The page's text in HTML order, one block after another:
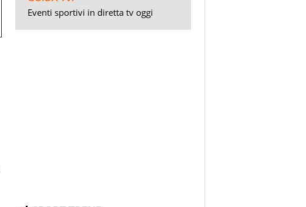
Eventi sportivi in diretta tv oggi